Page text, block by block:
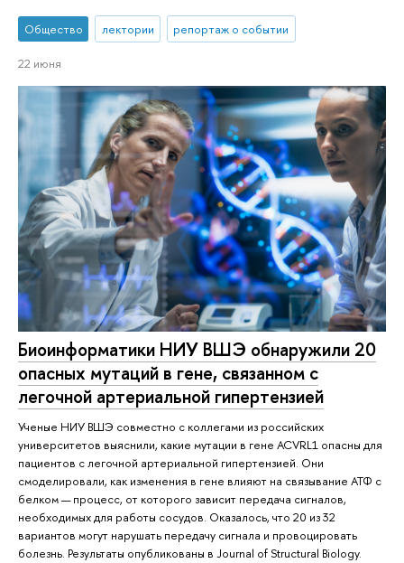
Общество лектории репортаж о событии
22 июня
Биоинформатики НИУ ВШЭ обнаружили 20
опасных мутаций в гене, связанном с
легочной артериальной гипертензией
Ученые НИУ ВШЭ совместно с коллегами из российских
университетов выяснили, какие мутации в гене ACVRL1 опасны для
пациентов с легочной артериальной гипертензией. Они
смоделировали, как изменения в гене влияют на связывание АТФ с
белком — процесс, от которого зависит передача сигналов,
необходимых для работы сосудов. Оказалось, что 20 из 32
вариантов могут нарушать передачу сигнала и провоцировать
болезнь. Результаты опубликованы в Journal of Structural Biology.